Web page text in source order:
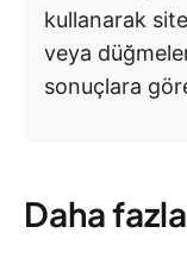
kullanarak
veya
sonuçlara
Daha